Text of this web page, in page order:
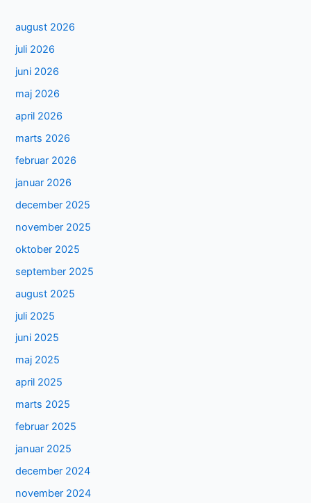
august 2026
juli 2026
juni 2026
maj 2026
april 2026
marts 2026
februar 2026
januar 2026
december 2025
november 2025
oktober 2025
september 2025
august 2025
juli 2025
juni 2025
maj 2025
april 2025
marts 2025
februar 2025
januar 2025
december 2024
november 2024